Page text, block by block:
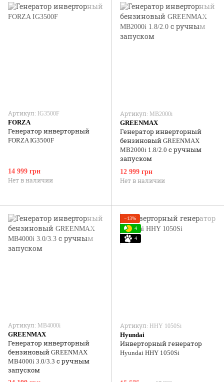
Артикул: IG3500F
FORZA
Генератор инверторный
FORZA IG3500F
14 999 грн
Нет в наличии
Артикул: MB2000i
GREENMAX
Генератор инверторный
бензиновый GREENMAX
MB2000i 1.8/2.0 с ручным
запуском
12 999 грн
Нет в наличии
Артикул: MB4000i
GREENMAX
Генератор инверторный
бензиновый GREENMAX
MB4000i 3.0/3.3 с ручным
запуском
−13%
4
4
Артикул: HHY 1050Si
Hyundai
Инверторный генератор
Hyundai HHY 1050Si